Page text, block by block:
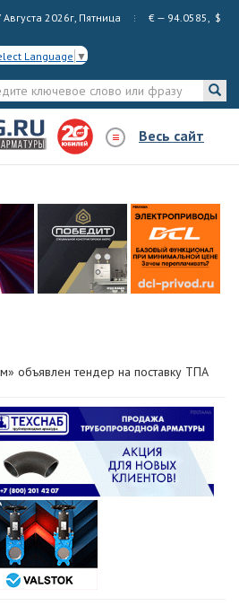
Августа 2026г, Пятница € — 94.0585, $
Language ▼
Весь сайт
объявлен тендер на поставку ТПА